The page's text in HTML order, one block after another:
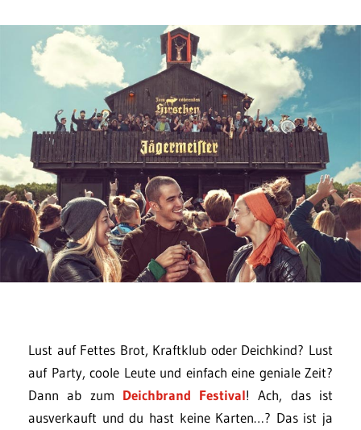
Lust auf Fettes Brot, Kraftklub oder Deichkind? Lust
auf Party, coole Leute und einfach eine geniale Zeit?
Dann ab zum Deichbrand Festival! Ach, das ist
ausverkauft und du hast keine Karten…? Das ist ja